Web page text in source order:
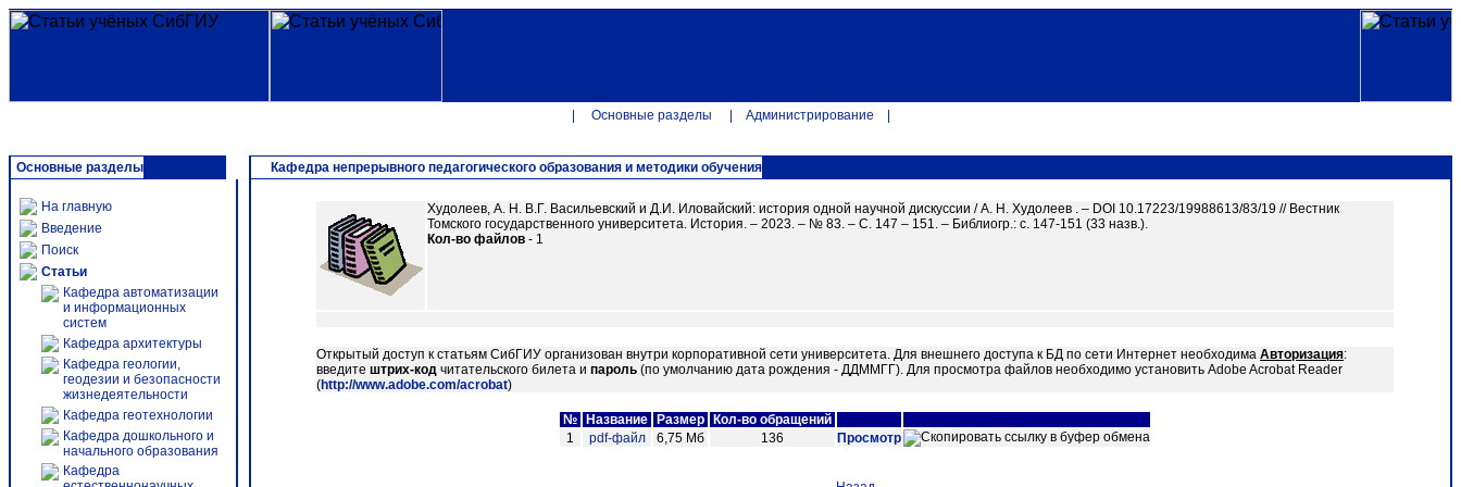
Основные разделы Администрирование
Основные разделы
На главную
Введение
Поиск
Статьи
Кафедра автоматизации
и информационных
систем
Кафедра архитектуры
Кафедра геологии,
геодезии и безопасности
жизнедеятельности
Кафедра геотехнологии
Кафедра дошкольного и
начального образования
Кафедра
Кафедра непрерывного педагогического образования и методики обучения
Худолеев, А. Н. В.Г. Васильевский и Д.И. Иловайский: история одной научной дискуссии / А. Н. Худолеев . – DOI 10.17223/19988613/83/19 // Вестник
Томского государственного университета. История. – 2023. – № 83. – С. 147 – 151. – Библиогр.: с. 147-151 (33 назв.).
Кол-во файлов - 1
Открытый доступ к статьям СибГИУ организован внутри корпоративной сети университета. Для внешнего доступа к БД по сети Интернет необходима Авторизация:
введите штрих-код читательского билета и пароль (по умолчанию дата рождения - ДДММГГ). Для просмотра файлов необходимо установить Adobe Acrobat Reader
(http://www.adobe.com/acrobat)
№ Название Размер
Кол-во обращений
1
pdf-файл 6,75 Мб 136 Просмотр